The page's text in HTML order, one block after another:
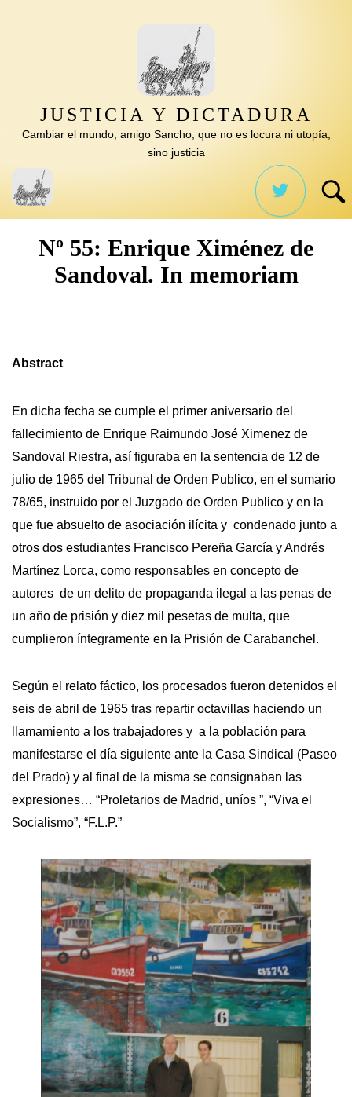
JUSTICIA Y DICTADURA
Cambiar el mundo, amigo Sancho, que no es locura ni utopía,
sino justicia
Nº 55: Enrique Ximénez de
Sandoval. In memoriam
Abstract
En dicha fecha se cumple el primer aniversario del
fallecimiento de Enrique Raimundo José Ximenez de
Sandoval Riestra, así figuraba en la sentencia de 12 de
julio de 1965 del Tribunal de Orden Publico, en el sumario
78/65, instruido por el Juzgado de Orden Publico y en la
que fue absuelto de asociación ilícita y condenado junto a
otros dos estudiantes Francisco Pereña García y Andrés
Martínez Lorca, como responsables en concepto de
autores de un delito de propaganda ilegal a las penas de
un año de prisión y diez mil pesetas de multa, que
cumplieron íntegramente en la Prisión de Carabanchel.
Según el relato fáctico, los procesados fueron detenidos el
seis de abril de 1965 tras repartir octavillas haciendo un
llamamiento a los trabajadores y a la población para
manifestarse el día siguiente ante la Casa Sindical (Paseo
del Prado) y al final de la misma se consignaban las
expresiones… “Proletarios de Madrid, uníos ”, “Viva el
Socialismo”, “F.L.P.”